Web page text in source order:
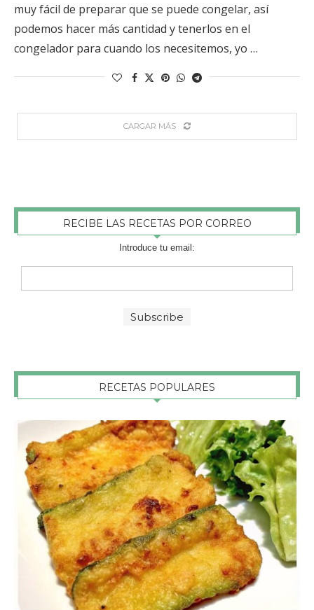
muy fácil de preparar que se puede congelar, así
podemos hacer más cantidad y tenerlos en el
congelador para cuando los necesitemos, yo …
CARGAR MÁS
RECIBE LAS RECETAS POR CORREO
Introduce tu email:
RECETAS POPULARES